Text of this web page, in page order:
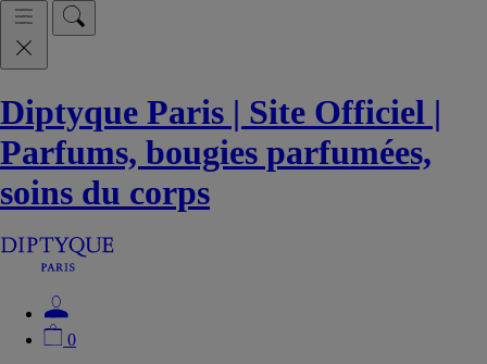
Diptyque Paris | Site Officiel |
Parfums, bougies parfumées,
soins du corps
0